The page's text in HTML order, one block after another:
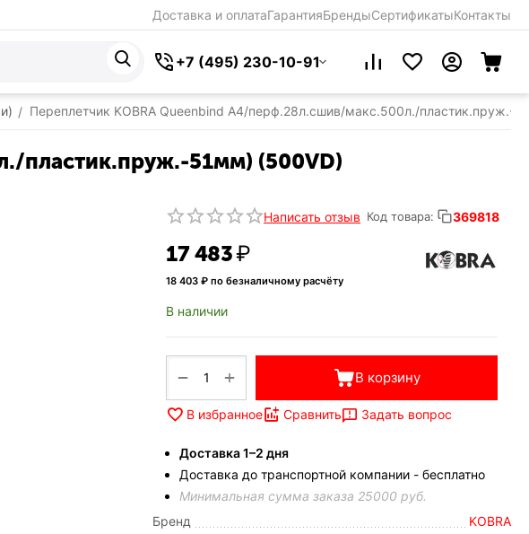
Доставка и оплатаГарантияБрендыСертификатыКонтакты
+7 (495) 230-10-91
/ Переплетчик KOBRA Queenbind A4/перф.28л.сшив/макс.500л./пластик.пруж.-
пластик.пруж.-51мм) (500VD)
Написать отзыв Код товара: 369818
17 483₽
18 403 ₽ по безналичному расчёту
В наличии
+
− В корзину
В избранное Сравнить Задать вопрос
Доставка 1–2 дня
Доставка до транспортной компании - бесплатно
Минимальная сумма заказа 25000 руб.
Бренд
KOBRA